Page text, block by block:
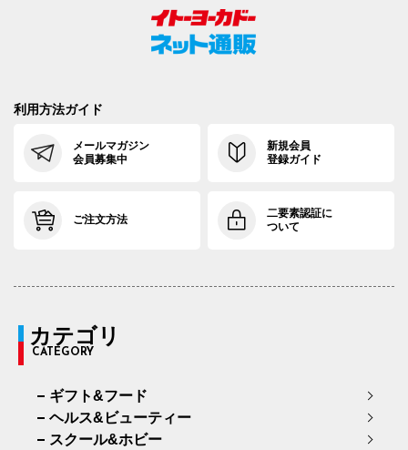
利用方法ガイド
メールマガジン
会員募集中
新規会員
登録ガイド
ご注文方法
二要素認証に
ついて
カテゴリ
CATEGORY
ギフト&フード
ヘルス&ビューティー
スクール&ホビー